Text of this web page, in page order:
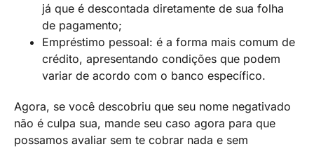
já que é descontada diretamente de sua folha
de pagamento;
Empréstimo pessoal: é a forma mais comum de
crédito, apresentando condições que podem
variar de acordo com o banco específico.
Agora, se você descobriu que seu nome negativado
não é culpa sua, mande seu caso agora para que
possamos avaliar sem te cobrar nada e sem